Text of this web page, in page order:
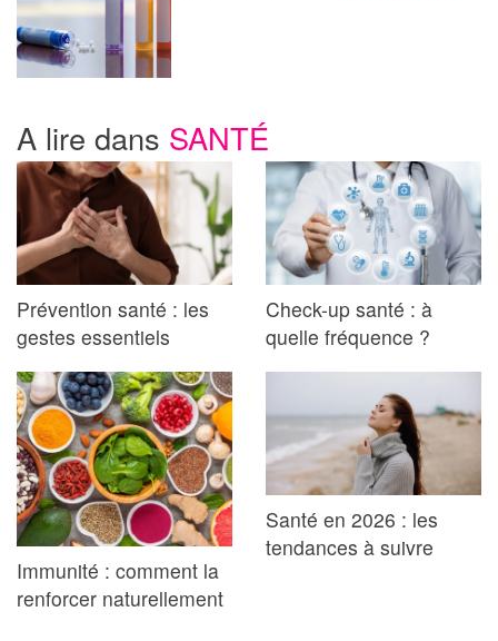
A lire dans SANTÉ
Prévention santé : les
gestes essentiels
Check-up santé : à
quelle fréquence ?
Immunité : comment la
renforcer naturellement
Santé en 2026 : les
tendances à suivre